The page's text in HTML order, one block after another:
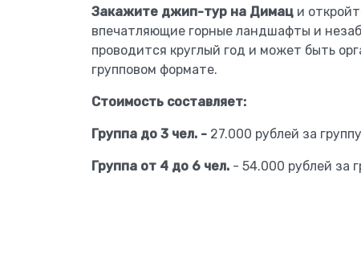
Закажите джип-тур на Димац и
впечатляющие горные ландшафты и
проводится круглый год и может быть
групповом формате.
Стоимость составляет:
Группа до 3 чел. - 27.000 рублей за
Группа от 4 до 6 чел. - 54.000 рублей за